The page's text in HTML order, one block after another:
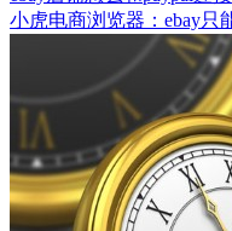
小虎电商浏览器：ebay只